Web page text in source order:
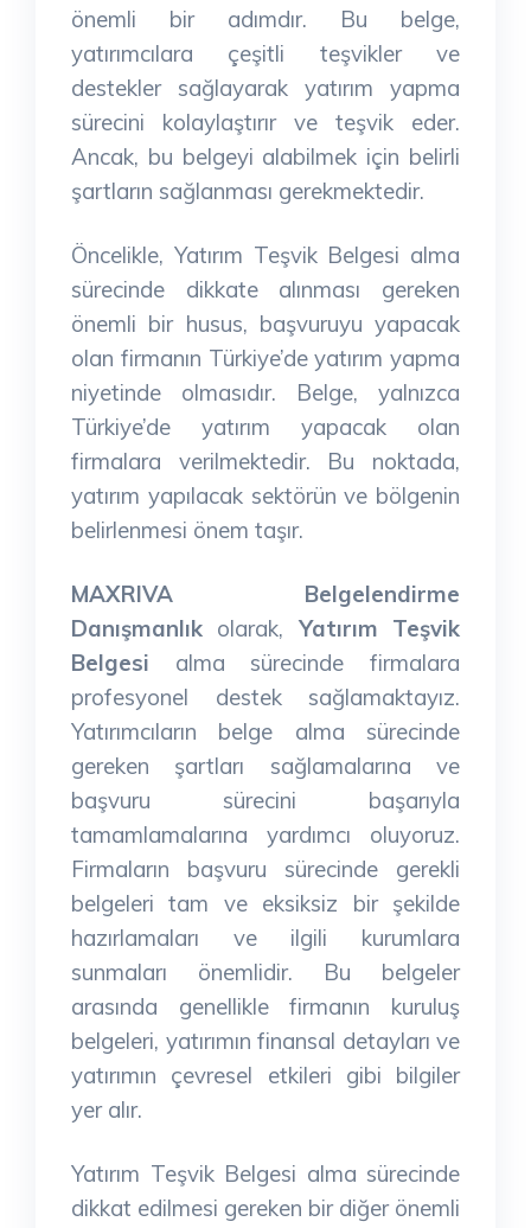
önemli bir adımdır. Bu belge,
yatırımcılara çeşitli teşvikler ve
destekler sağlayarak yatırım yapma
sürecini kolaylaştırır ve teşvik eder.
Ancak, bu belgeyi alabilmek için belirli
şartların sağlanması gerekmektedir.
Öncelikle, Yatırım Teşvik Belgesi alma
sürecinde dikkate alınması gereken
önemli bir husus, başvuruyu yapacak
olan firmanın Türkiye’de yatırım yapma
niyetinde olmasıdır. Belge, yalnızca
Türkiye’de yatırım yapacak olan
firmalara verilmektedir. Bu noktada,
yatırım yapılacak sektörün ve bölgenin
belirlenmesi önem taşır.
MAXRIVA Belgelendirme
Danışmanlık olarak, Yatırım Teşvik
Belgesi alma sürecinde firmalara
profesyonel destek sağlamaktayız.
Yatırımcıların belge alma sürecinde
gereken şartları sağlamalarına ve
başvuru sürecini başarıyla
tamamlamalarına yardımcı oluyoruz.
Firmaların başvuru sürecinde gerekli
belgeleri tam ve eksiksiz bir şekilde
hazırlamaları ve ilgili kurumlara
sunmaları önemlidir. Bu belgeler
arasında genellikle firmanın kuruluş
belgeleri, yatırımın finansal detayları ve
yatırımın çevresel etkileri gibi bilgiler
yer alır.
Yatırım Teşvik Belgesi alma sürecinde
dikkat edilmesi gereken bir diğer önemli